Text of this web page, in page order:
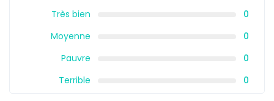
Très bien
0
Moyenne
0
Pauvre
0
Terrible
0